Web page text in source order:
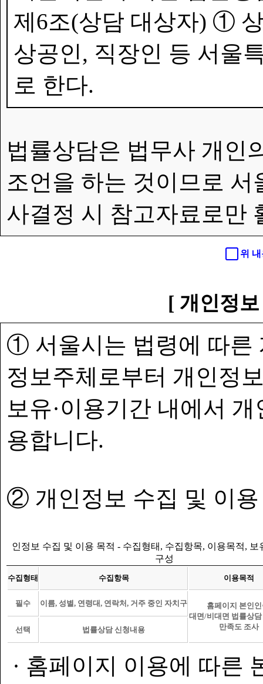
제6조(상담 대상자) ①
상공인, 직장인 등 서울
로 한다.
법률상담은 법무사 개인
조언을 하는 것이므로
사결정 시 참고자료로만
위
[ 개인정
① 서울시는 법령에 따른
정보주체로부터 개인정
보유·이용기간 내에서
용합니다.
② 개인정보 수집 및 이용
인정보 수집 및 이용 목적 - 수집형태, 수집항목, 이용목적, 보
구성
수집형태 수집항목 이용목적
필수 이름, 성별, 연령대, 연락처, 거주 중인 자치구
홈페이지 본인인
대면/비대면 법률상
만족도 조사
선택 법률상담 신청내용
· 홈페이지 이용에 따른